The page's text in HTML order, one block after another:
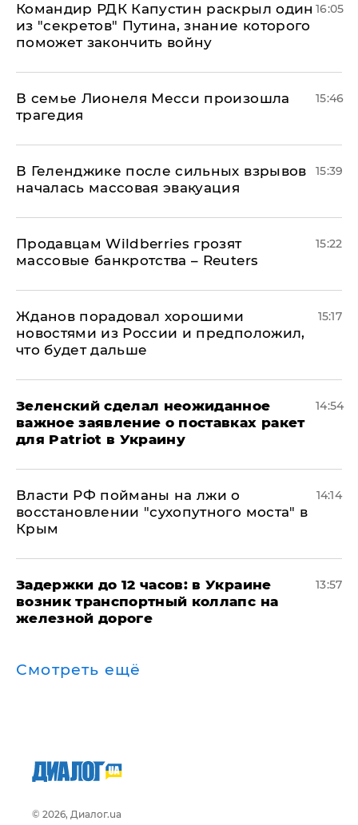
Командир РДК Капустин раскрыл один
из "секретов" Путина, знание которого
поможет закончить войну
16:05
В семье Лионеля Месси произошла
трагедия
15:46
В Геленджике после сильных взрывов
началась массовая эвакуация
15:39
Продавцам Wildberries грозят
массовые банкротства – Reuters
15:22
Жданов порадовал хорошими
новостями из России и предположил,
что будет дальше
15:17
Зеленский сделал неожиданное
важное заявление о поставках ракет
для Patriot в Украину
14:54
Власти РФ пойманы на лжи о
восстановлении "сухопутного моста" в
Крым
14:14
Задержки до 12 часов: в Украине
возник транспортный коллапс на
железной дороге
13:57
Смотреть ещё
© 2026, Диалог.ua